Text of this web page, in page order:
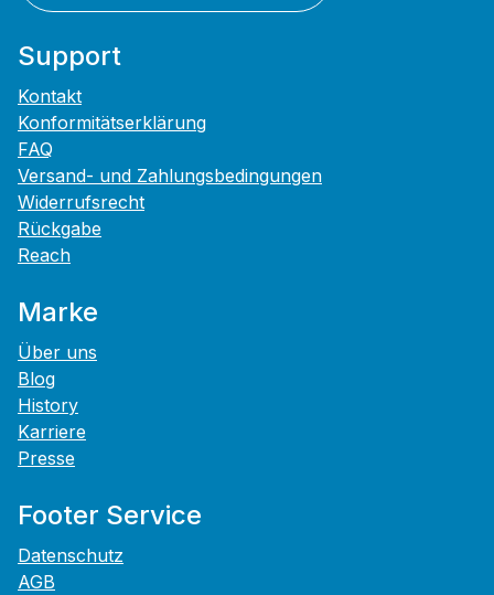
Support
Kontakt
Konformitätserklärung
FAQ
Versand- und Zahlungsbedingungen
Widerrufsrecht
Rückgabe
Reach
Marke
Über uns
Blog
History
Karriere
Presse
Footer Service
Datenschutz
AGB